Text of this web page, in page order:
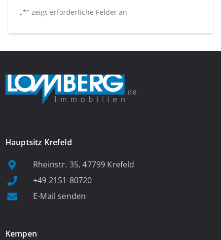
„*“ zeigt erforderliche Felder an
Hauptsitz Krefeld
Rheinstr. 35, 47799 Krefeld
+49 2151-80720
E-Mail senden
Kempen